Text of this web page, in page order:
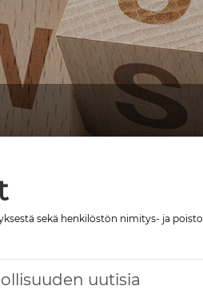
sekä henkilöstön nimitys- ja
uutisia